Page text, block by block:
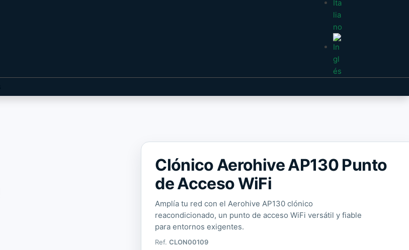
Clónico Aerohive AP130 Punto
de Acceso WiFi
Amplía tu red con el Aerohive AP130 clónico
reacondicionado, un punto de acceso WiFi versátil y fiable
para entornos exigentes.
Ref.CLON00109